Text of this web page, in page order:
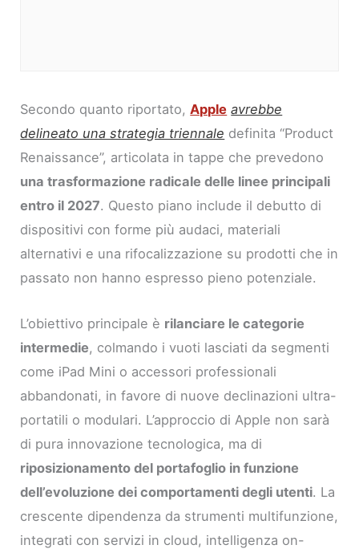
Secondo quanto riportato,Apple avrebbe
delineato una strategia triennale definita “Product
Renaissance”, articolata in tappe che prevedono
una trasformazione radicale delle linee principali
entro il 2027. Questo piano include il debutto di
dispositivi con forme più audaci, materiali
alternativi e una rifocalizzazione su prodotti che in
passato non hanno espresso pieno potenziale.
L’obiettivo principale è rilanciare le categorie
intermedie, colmando i vuoti lasciati da segmenti
come iPad Mini o accessori professionali
abbandonati, in favore di nuove declinazioni ultra-
portatili o modulari. L’approccio di Apple non sarà
di pura innovazione tecnologica, ma di
riposizionamento del portafoglio in funzione
dell’evoluzione dei comportamenti degli utenti. La
crescente dipendenza da strumenti multifunzione,
integrati con servizi in cloud, intelligenza on-